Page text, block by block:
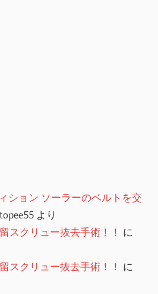
ション ソーラーのベルトを交
より
スクリュー抜去手術！！ に
スクリュー抜去手術！！ に